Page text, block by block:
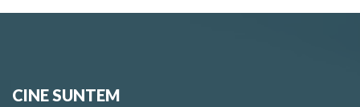
CINE SUNTEM